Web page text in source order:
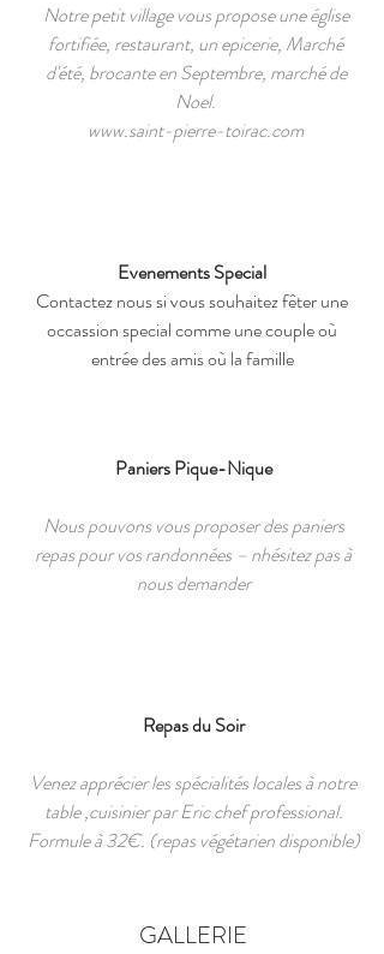
Notre petit village vous propose une église
fortifiée, restaurant, un epicerie, Marché
d'été, brocante en Septembre, marché de
Noel.
www.saint-pierre-toirac.com
Evenements Special
Contactez nous si vous souhaitez fêter une
occassion special comme une couple où
entrée des amis où la famille
Paniers Pique-Nique
Nous pouvons vous proposer des paniers
repas pour vos randonnées – nhésitez pas à
nous demander
Repas du Soir
Venez apprécier les spécialités locales à notre
table ,cuisinier par Eric chef professional.
Formule à 32€. (repas végétarien disponible)
GALLERIE